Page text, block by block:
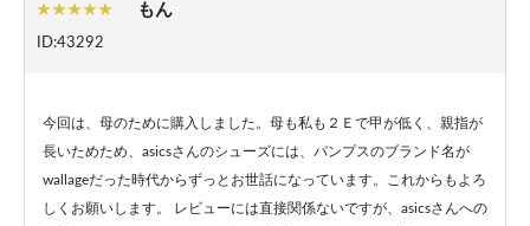
もん
ID:43292
今回は、母のために購入しました。母も私も２Ｅで甲が低く、親指が
長いためため、asicsさんのシューズには、パンプスのブランド名が
wallageだった時代からずっとお世話になっています。これからもよろ
しくお願いします。 レビューには直接関係ないですが、asicsさんへの